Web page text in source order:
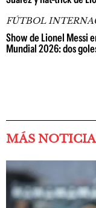
FÚTBOL
Show de Lionel Messi
Mundial 2026: dos
MÁS